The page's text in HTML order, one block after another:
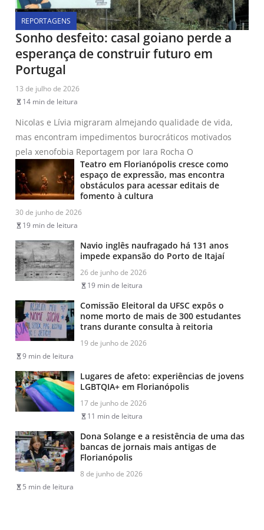
REPORTAGENS
Sonho desfeito: casal goiano perde a
esperança de construir futuro em
Portugal
13 de julho de 2026
14 min de leitura
Nicolas e Lívia migraram almejando qualidade de vida,
mas encontram impedimentos burocráticos motivados
pela xenofobia Reportagem por Iara Rocha O
Teatro em Florianópolis cresce como
espaço de expressão, mas encontra
obstáculos para acessar editais de
fomento à cultura
30 de junho de 2026
19 min de leitura
Navio inglês naufragado há 131 anos
impede expansão do Porto de Itajaí
26 de junho de 2026
19 min de leitura
Comissão Eleitoral da UFSC expôs o
nome morto de mais de 300 estudantes
trans durante consulta à reitoria
19 de junho de 2026
9 min de leitura
Lugares de afeto: experiências de jovens
LGBTQIA+ em Florianópolis
17 de junho de 2026
11 min de leitura
Dona Solange e a resistência de uma das
bancas de jornais mais antigas de
Florianópolis
8 de junho de 2026
5 min de leitura